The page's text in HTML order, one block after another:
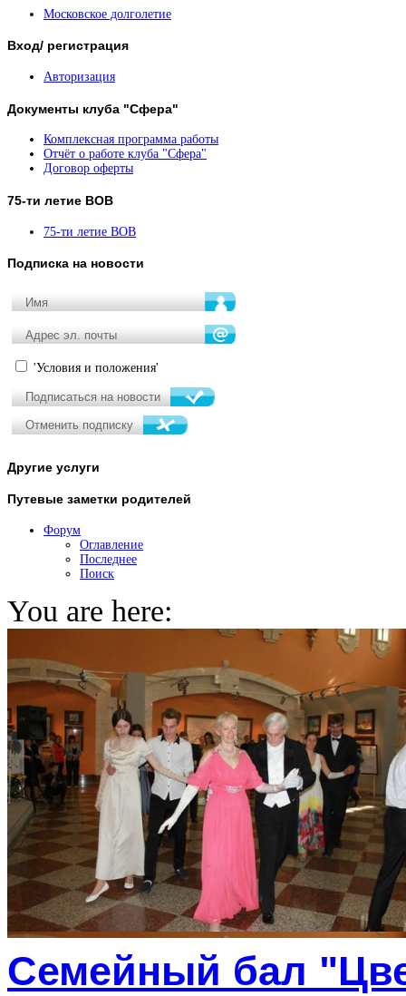
Московское долголетие
Вход/ регистрация
Авторизация
Документы клуба "Сфера"
Комплексная программа работы
Отчёт о работе клуба "Сфера"
Договор оферты
75-ти летие ВОВ
75-ти летие ВОВ
Подписка на новости
'Условия и положения'
Другие услуги
Путевые заметки родителей
Форум
Оглавление
Последнее
Поиск
You are here:
Семейный бал